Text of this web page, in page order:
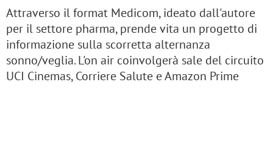
Attraverso il format Medicom, ideato dall'autore
per il settore pharma, prende vita un progetto di
informazione sulla scorretta alternanza
sonno/veglia. L'on air coinvolgerà sale del circuito
UCI Cinemas, Corriere Salute e Amazon Prime